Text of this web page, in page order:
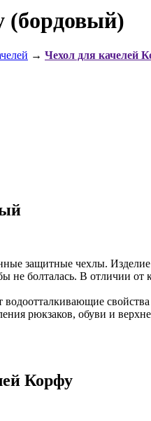
(бордовый)
→ Чехол для качелей
защитные чехлы. Изделие
не болталась. В отличии
рюкзаков, обуви и
Корфу